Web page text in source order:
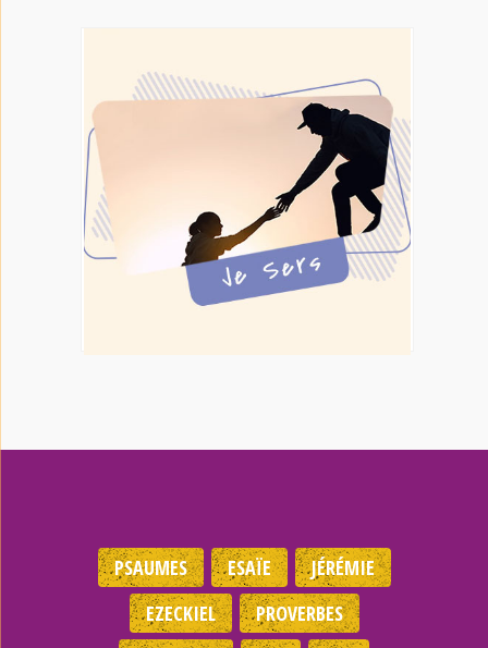
PSAUMES ESAÏE
JÉRÉMIE
EZECKIEL
PROVERBES